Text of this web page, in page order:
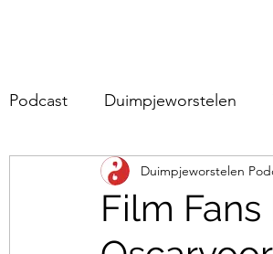
Podcast Duimpjeworstelen
Lubitsch en de rest
Film
Duimpjeworstelen